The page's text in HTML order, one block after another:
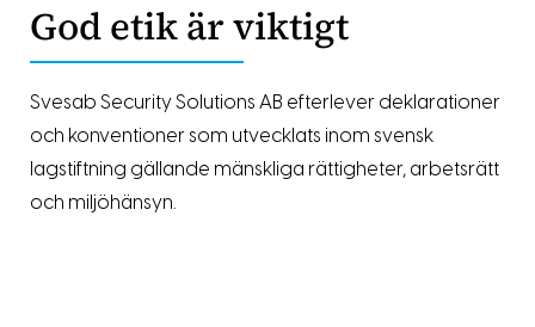
God etik är viktigt
Svesab Security Solutions AB efterlever deklarationer
och konventioner som utvecklats inom svensk
lagstiftning gällande mänskliga rättigheter, arbetsrätt
och miljöhänsyn.